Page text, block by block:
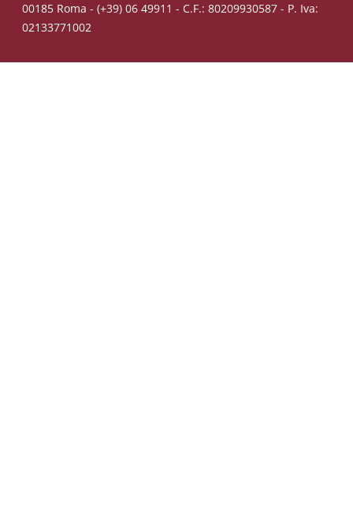
00185 Roma - (+39) 06 49911 - C.F.: 80209930587 - P. Iva:
02133771002